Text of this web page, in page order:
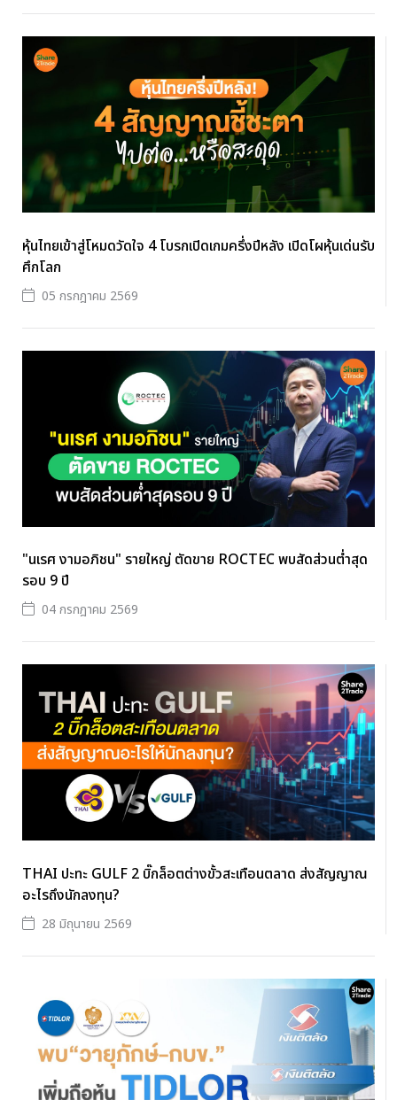
หุ้นไทยเข้าสู่โหมดวัดใจ 4 โบรกเปิดเกมครึ่งปีหลัง เปิดโผหุ้นเด่นรับ
ศึกโลก
05 กรกฎาคม 2569
"นเรศ งามอภิชน" รายใหญ่ ตัดขาย ROCTEC พบสัดส่วนต่ำสุด
รอบ 9 ปี
04 กรกฎาคม 2569
THAI ปะทะ GULF 2 บิ๊กล็อตต่างขั้วสะเทือนตลาด ส่งสัญญาณ
อะไรถึงนักลงทุน?
28 มิถุนายน 2569